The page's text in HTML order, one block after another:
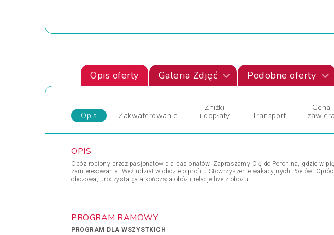
Opis oferty Galeria Zdjęć Podobne oferty
Opis Zakwaterowanie
Zniżki
i dopłaty
Transport
Cena
zawiera
OPIS
Obóz robiony przez pasjonatów dla pasjonatów. Zapraszamy Cię do Poronina, gdzie w
zainteresowania. Weź udział w obozie o profilu Stowrzyszenie wakacyjnych Poetów.
obozowa, uroczysta gala kończąca obóz i relacje live z obozu.
PROGRAM RAMOWY
PROGRAM DLA WSZYSTKICH